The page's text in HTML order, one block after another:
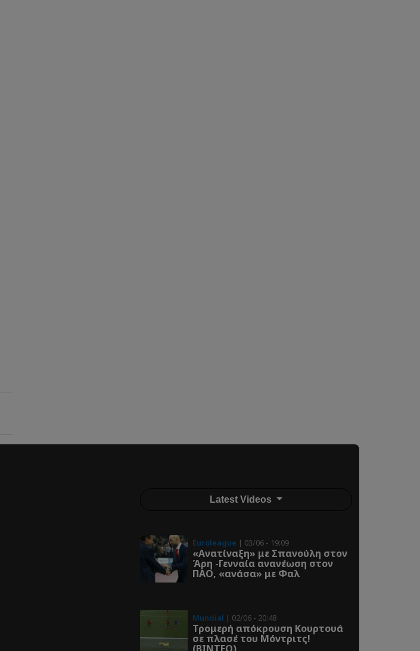
Latest Videos
Euroleague | 03/06 - 19:09
«Ανατίναξη» με Σπανούλη στον
Άρη -Γενναία ανανέωση στον
ΠΑΟ, «ανάσα» με Φαλ
Mundial | 02/06 - 20:48
Τρομερή απόκρουση Κουρτουά
σε πλασέ του Μόντριτς!